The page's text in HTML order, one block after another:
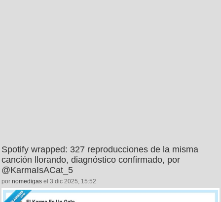
Spotify wrapped: 327 reproducciones de la misma
canción llorando, diagnóstico confirmado, por
@KarmaIsACat_5
por nomedigas el 3 dic 2025, 15:52